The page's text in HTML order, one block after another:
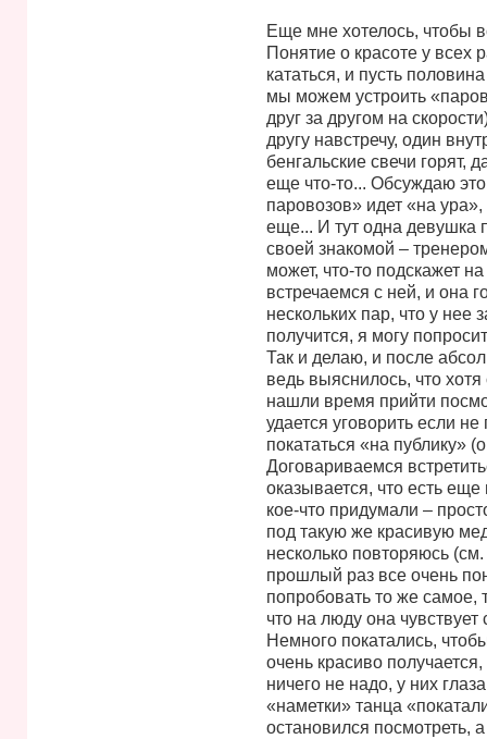
Еще мне хотелось, чтобы
Понятие о красоте у всех
кататься, и пусть
мы можем устроить
друг за другом на
другу навстречу, один
бенгальские свечи
еще что-то... Обсуждаю
паровозов» идет «на
еще... И тут одна девушка
своей знакомой –
может, что-то подскажет
встречаемся с ней, и она
нескольких пар, что у нее
получится, я могу
Так и делаю, и после
ведь выяснилось, что
нашли время прийти
удается уговорить если
покататься «на публику»
Договариваемся
оказывается, что есть
кое-что придумали –
под такую же красивую
несколько повторяюсь
прошлый раз все очень
попробовать то же самое,
что на люду она
Немного покатались,
очень красиво
ничего не надо, у них
«наметки» танца
остановился посмотреть,